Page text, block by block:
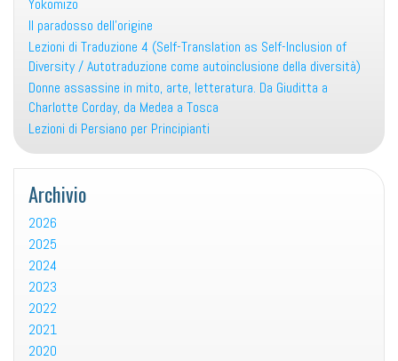
Il paradosso dell’origine
Lezioni di Traduzione 4 (Self-Translation as Self-Inclusion of
Diversity / Autotraduzione come autoinclusione della diversità)
Donne assassine in mito, arte, letteratura. Da Giuditta a
Charlotte Corday, da Medea a Tosca
Lezioni di Persiano per Principianti
Archivio
2026
2025
2024
2023
2022
2021
2020